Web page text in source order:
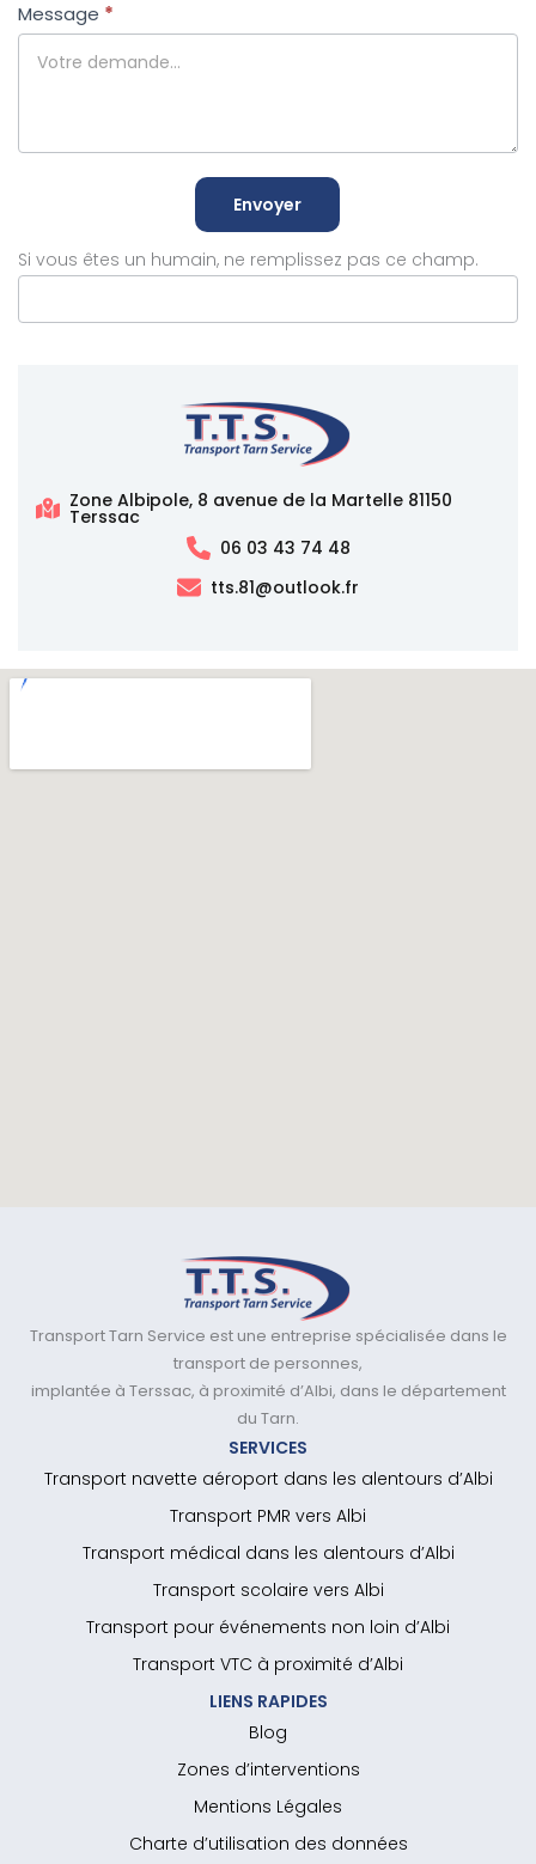
Message *
Envoyer
Si vous êtes un humain, ne remplissez pas ce champ.
Zone Albipole, 8 avenue de la Martelle 81150
Terssac
06 03 43 74 48
tts.81@outlook.fr
Transport Tarn Service est une entreprise spécialisée dans le
transport de personnes,
implantée à Terssac, à proximité d’Albi, dans le département
du Tarn.
SERVICES
Transport navette aéroport dans les alentours d’Albi
Transport PMR vers Albi
Transport médical dans les alentours d’Albi
Transport scolaire vers Albi
Transport pour événements non loin d’Albi
Transport VTC à proximité d’Albi
LIENS RAPIDES
Blog
Zones d’interventions
Mentions Légales
Charte d’utilisation des données